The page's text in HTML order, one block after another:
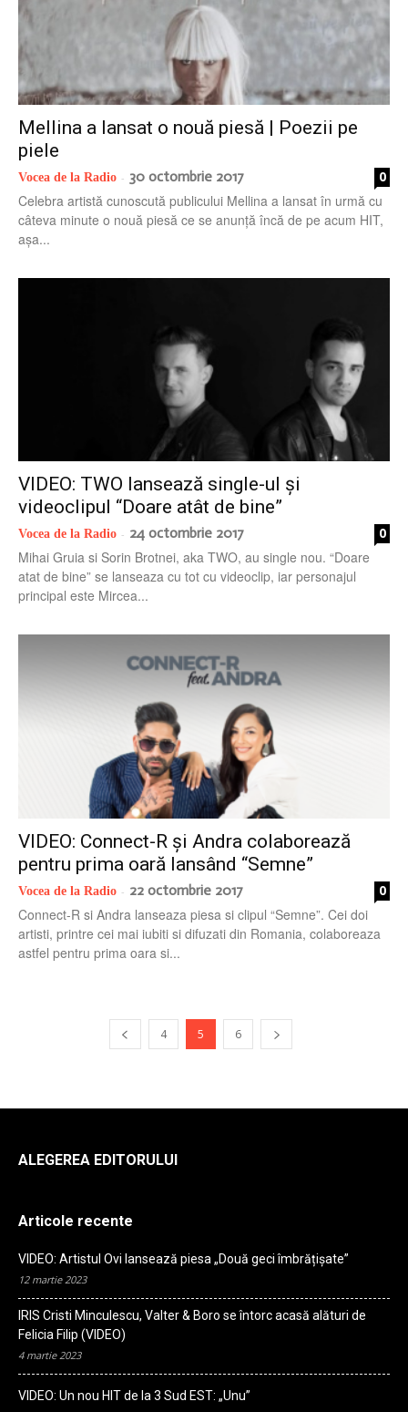
Mellina a lansat o nouă piesă | Poezii pe
piele
Vocea de la Radio - 30 octombrie 2017 0
Celebra artistă cunoscută publicului Mellina a lansat în urmă cu
câteva minute o nouă piesă ce se anunță încă de pe acum HIT,
așa...
VIDEO: TWO lansează single-ul și
videoclipul “Doare atât de bine”
Vocea de la Radio - 24 octombrie 2017 0
Mihai Gruia si Sorin Brotnei, aka TWO, au single nou. “Doare
atat de bine” se lanseaza cu tot cu videoclip, iar personajul
principal este Mircea...
VIDEO: Connect-R și Andra colaborează
pentru prima oară lansând “Semne”
Vocea de la Radio - 22 octombrie 2017 0
Connect-R si Andra lanseaza piesa si clipul “Semne”. Cei doi
artisti, printre cei mai iubiti si difuzati din Romania, colaboreaza
astfel pentru prima oara si...
4 5 6
ALEGEREA EDITORULUI
Articole recente
VIDEO: Artistul Ovi lansează piesa „Două geci îmbrățișate”
12 martie 2023
IRIS Cristi Minculescu, Valter & Boro se întorc acasă alături de
Felicia Filip (VIDEO)
4 martie 2023
VIDEO: Un nou HIT de la 3 Sud EST: „Unu”